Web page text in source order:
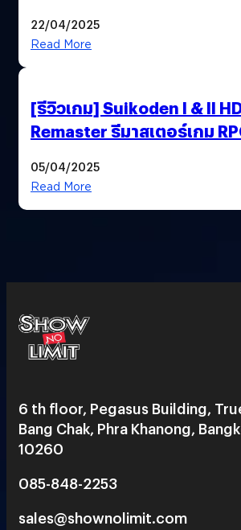
22/04/2025
Read More
[รีวิวเกม] Suikoden I & II
Remaster รีมาสเตอร์เกม
05/04/2025
Read More
6 th floor, Pegasus Building,
Bang Chak, Phra Khanong,
10260
085-848-2253
sales@shownolimit.com